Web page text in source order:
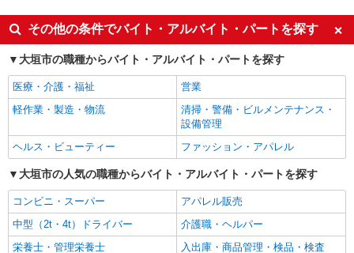
未経験歓迎
ミドル（40代～）活躍中
ボーナス・賞与あり
車通勤OK
交通費支給
社会保険あり
産休・育休取得実績あり
その他の条件でバイト・アルバイト・パートを探す
大垣市の職種からバイト・アルバイト・パートを探す
医療・介護・福祉
営業
軽作業・製造・物流
清掃・警備・ビルメンテナンス・
設備管理
ヘルス・ビューティー
ファッション・アパレル
大垣市の人気の職種からバイト・アルバイト・パートを探す
コンビニ・スーパー
アパレル販売
中型（2t・4t）ドライバー
介護職・ヘルパー
栄養士・管理栄養士
入出庫・商品管理・検品・検査